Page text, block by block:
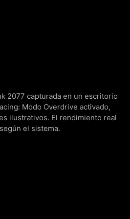
2077 capturada en un escritorio
Modo Overdrive activado,
ilustrativos. El rendimiento real
el sistema.